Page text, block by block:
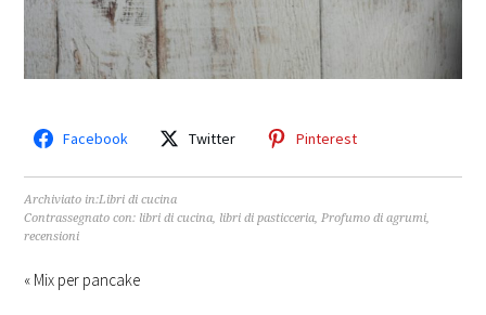
Facebook Twitter Pinterest
Archiviato in:Libri di cucina
Contrassegnato con: libri di cucina libri di pasticceria Profumo di agrumi
recensioni
« Mix per pancake